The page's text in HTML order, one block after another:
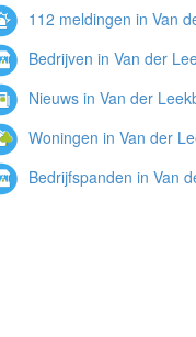
112 meldingen in Van
Bedrijven in Van der
Nieuws in Van der
Woningen in Van der
Bedrijfspanden in Van